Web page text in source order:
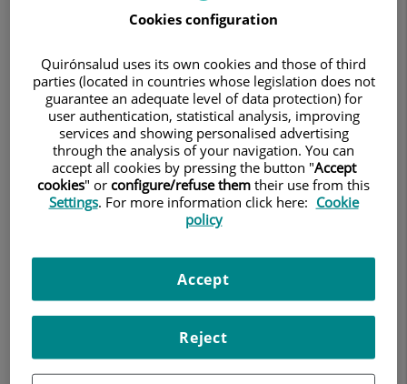
Tracte personal
2. Informació rebuda sobre el funcionament de
la planta durant la seva estada
Cookies configuration
Quirónsalud uses its own cookies and those of third
parties (located in countries whose legislation does not
guarantee an adequate level of data protection) for
user authentication, statistical analysis, improving
services and showing personalised advertising
through the analysis of your navigation. You can
accept all cookies by pressing the button "Accept
cookies" or configure/refuse them their use from this
Settings. For more information click here: Cookie
policy
Reject
Accept